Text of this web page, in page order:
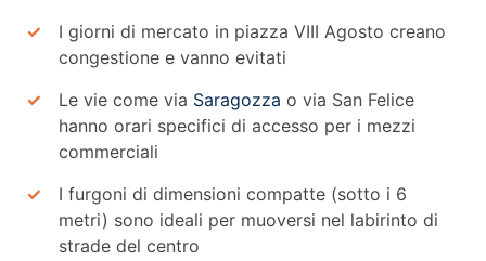
I giorni di mercato in piazza VIII Agosto creano
congestione e vanno evitati
Le vie come via Saragozza o via San Felice
hanno orari specifici di accesso per i mezzi
commerciali
I furgoni di dimensioni compatte (sotto i 6
metri) sono ideali per muoversi nel labirinto di
strade del centro